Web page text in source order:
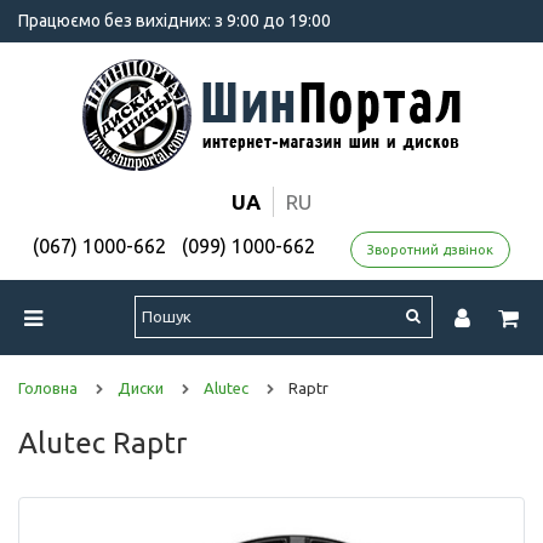
Працюємо без вихідних: з 9:00 до 19:00
UA RU
(067) 1000-662 (099) 1000-662 Зворотний дзвінок
Головна Диски Alutec Raptr
Alutec Raptr